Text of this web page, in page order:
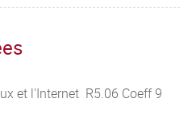
et l'Internet R5.06 Coeff 9